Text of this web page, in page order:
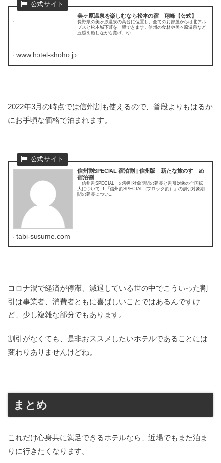
美ヶ原温泉を楽しむなら松本の宿 翔峰【公式】
長野県の美ヶ原温泉の高台に位置し、全てのお部屋からは北アル
プスと松本城下町を一望できます。信州の食材や美ヶ原温泉など
五感を癒しながら寛げ、ゆ...
www.hotel-shoho.jp
2022年3月の時点では信州割も使えるので、普段よりもはるか
にお手頃な価格で泊まれます。
信州割SPECIAL 宿泊割 | 信州版 新たな旅のすゝめ
宿泊割
「信州割SPECIAL」の割引対象期間の延長と割引対象の全国拡
大について １「信州割SPECIAL（ブロック割）」の割引対象期
間の延長につい...
tabi-susume.com
コロナ渦で経済が停滞、減退している世の中でこういった割
引は事業者、消費者ともに喜ばしいことではあるんですけ
ど、少し複雑な部分でもあります。
割引がなくても、是非おススメしたいホテルであることには
変わりありませんけどね。
まとめ
これだけ心身共に満足できるホテルなら、近場でもまた泊ま
りに行きたくなります。